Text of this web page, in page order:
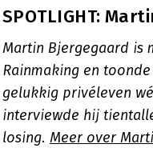
SPOTLIGHT:
Martin Bjergegaard is
Rainmaking en
gelukkig privéleven
interviewde hij
losing. Meer over